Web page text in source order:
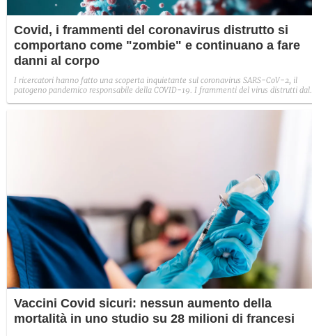
Covid, i frammenti del coronavirus distrutto si
comportano come "zombie" e continuano a fare
danni al corpo
I ricercatori hanno fatto una scoperta inquietante sul coronavirus SARS-CoV-2, il
patogeno pandemico responsabile della COVID-19. I frammenti del virus distrutti dal
attaccare e uccidere cellule con una forma specifica. La scoperta aiuta a comprendere
Vaccini Covid sicuri: nessun aumento della
mortalità in uno studio su 28 milioni di francesi